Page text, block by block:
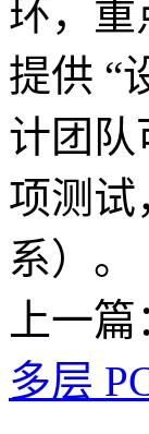
环，重
提供 “
计团队
项测试
系）。
上一篇
多层